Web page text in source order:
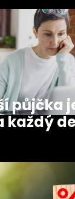
půjčka
každý